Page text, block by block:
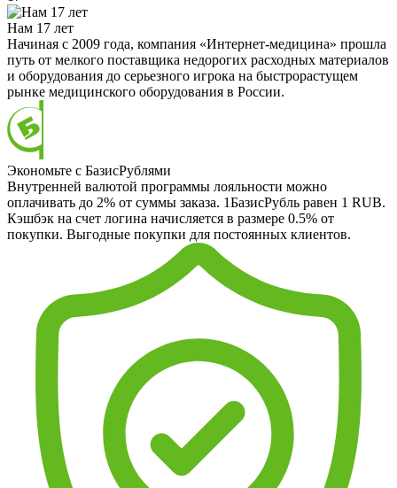
Нам 17 лет
Начиная с 2009 года, компания «Интернет-медицина» прошла
путь от мелкого поставщика недорогих расходных материалов
и оборудования до серьезного игрока на быстрорастущем
рынке медицинского оборудования в России.
Экономьте с БазисРублями
Внутренней валютой программы лояльности можно
оплачивать до 2% от суммы заказа. 1БазисРубль равен 1 RUB.
Кэшбэк на счет логина начисляется в размере 0.5% от
покупки. Выгодные покупки для постоянных клиентов.